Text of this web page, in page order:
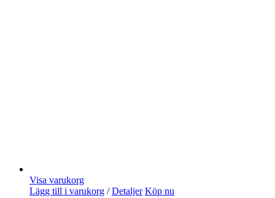
Visa varukorg
Lägg till i varukorg / Detaljer Köp nu